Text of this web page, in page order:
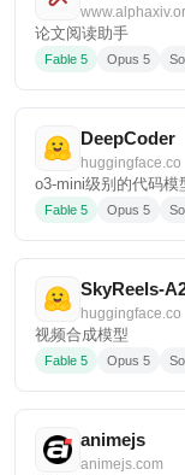
论文阅读助手
Fable 5 Opus 5
DeepCoder
huggingface.co
o3-mini级别的代码模
Fable 5 Opus 5
SkyReels-
huggingface.co
视频合成模型
Fable 5 Opus 5
animejs
animejs.com